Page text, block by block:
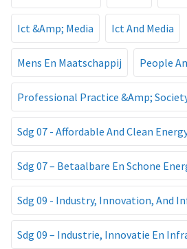
Ict &Amp; Media Ict And Media
Mens En Maatschappij People
Professional Practice &Amp;
Sdg 07 - Affordable And Clean
Sdg 07 – Betaalbare En Schone
Sdg 09 - Industry, Innovation, And
Sdg 09 – Industrie, Innovatie En